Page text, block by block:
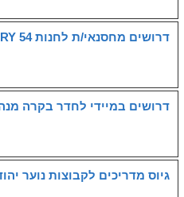
דרושים מחסנאי/ת לחנות FACTORY 54 בפולג נתניה
דרושים במיידי לחדר בקרה
גיוס מדריכים לקבוצות נוער